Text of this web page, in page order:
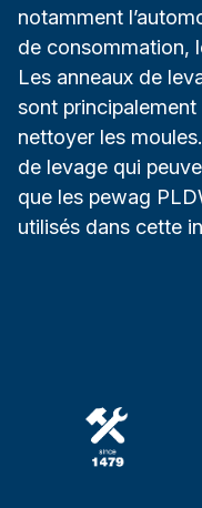
notamment
de consommation,
Les anneaux de
sont
nettoyer les
de levage qui
que les pewag
utilisés dans cette